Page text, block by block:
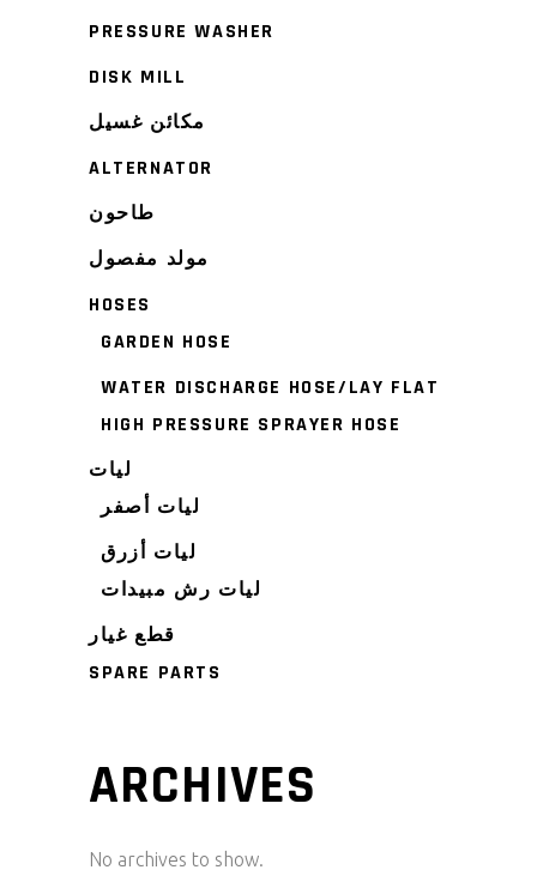
PRESSURE WASHER
DISK MILL
مكائن غسيل
ALTERNATOR
طاحون
مولد مفصول
HOSES
GARDEN HOSE
WATER DISCHARGE HOSE/LAY FLAT
HIGH PRESSURE SPRAYER HOSE
ليات
ليات أصفر
ليات أزرق
ليات رش مبيدات
قطع غيار
SPARE PARTS
ARCHIVES
No archives to show.